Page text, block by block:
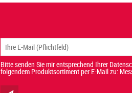
Bitte senden Sie mir entsprechend Ihrer
folgendem Produktsortiment per E-Mail zu: